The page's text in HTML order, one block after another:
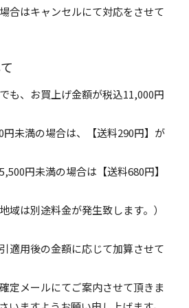
合はキャンセルにて対応をさせて
も、お買上げ金額が税込11,000円
未満の場合は、【送料290円】が
円未満の場合は【送料680円】
域は別途料金が発生致します。）
適用後の金額に応じて加算させて
定メールにてご案内させて頂きま